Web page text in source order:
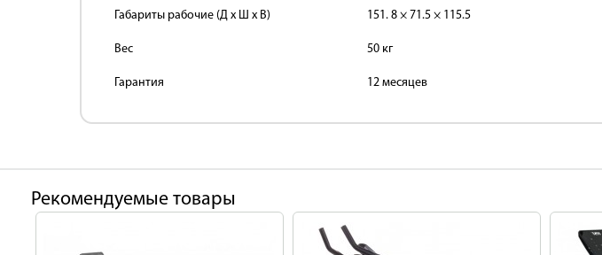
Габариты рабочие (Д x Ш x В) 151. 8 × 71.5 × 115.5
Вес 50 кг
Гарантия 12 месяцев
Рекомендуемые товары